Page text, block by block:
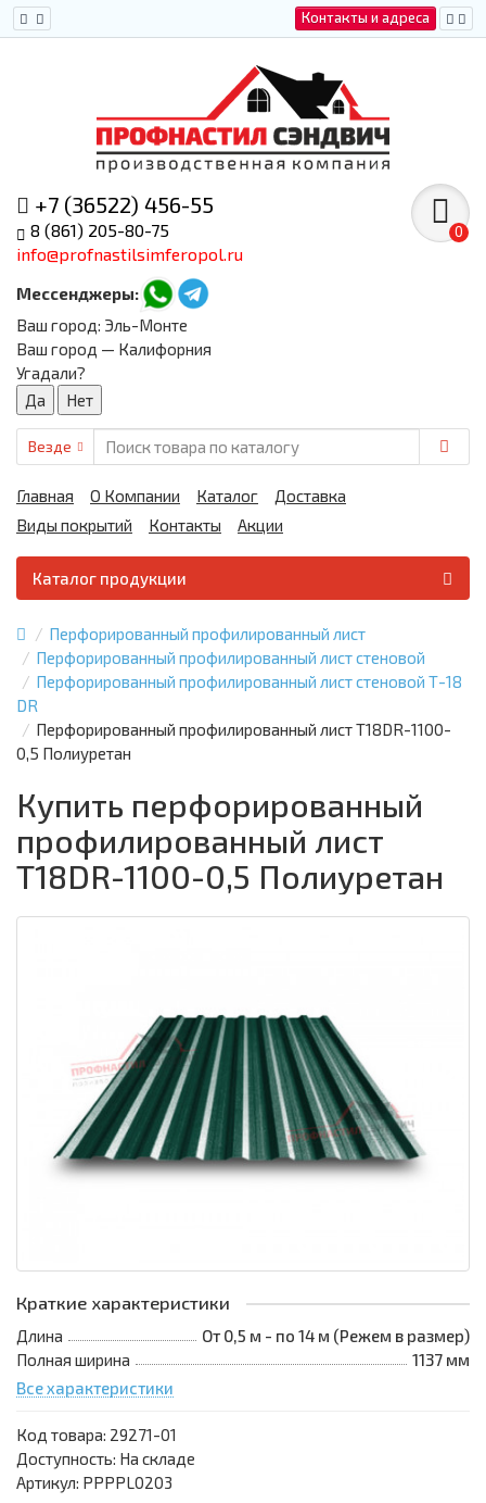
Контакты и адреса
+7 (36522) 456-55
8 (861) 205-80-75
info@profnastilsimferopol.ru
Мессенджеры:
0
Ваш город: Эль-Монте
Ваш город — Калифорния
Угадали?
Везде
Главная О Компании Каталог
Доставка
Виды покрытий
Контакты Акции
Каталог продукции
Перфорированный профилированный лист
Перфорированный профилированный лист стеновой
Перфорированный профилированный лист стеновой Т-18
DR
Перфорированный профилированный лист Т18DR-1100-
0,5 Полиуретан
Купить перфорированный
профилированный лист
Т18DR-1100-0,5 Полиуретан
Краткие характеристики
Длина
От 0,5 м - по 14 м (Режем в размер)
Полная ширина
1137 мм
Все характеристики
Код товара: 29271-01
Доступность: На складе
Артикул: PPPPL0203